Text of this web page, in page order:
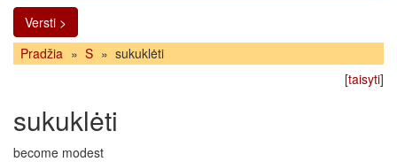
Versti >
Pradžia » S » sukuklėti
[taisyti]
sukuklėti
become modest